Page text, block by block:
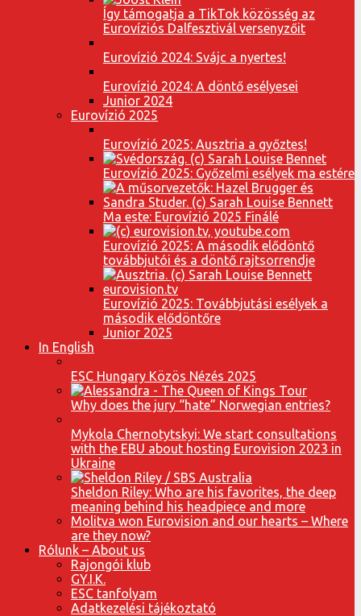
Így támogatja a TikTok közösség az
Eurovíziós Dalfesztivál versenyzőit
Eurovízió 2024: Svájc a nyertes!
Eurovízió 2024: A döntő esélyesei
Junior 2024
Eurovízió 2025
Eurovízió 2025: Ausztria a győztes!
Eurovízió 2025: Győzelmi esélyek ma estére
Ma este: Eurovízió 2025 Finálé
Eurovízió 2025: A második elődöntő
továbbjutói és a döntő rajtsorrendje
Eurovízió 2025: Továbbjutási esélyek a
második elődöntőre
Junior 2025
In English
ESC Hungary Közös Nézés 2025
Why does the jury “hate” Norwegian entries?
Mykola Chernotytskyi: We start consultations
with the EBU about hosting Eurovision 2023 in
Ukraine
Sheldon Riley: Who are his favorites, the deep
meaning behind his headpiece and more
Molitva won Eurovision and our hearts – Where
are they now?
Rólunk – About us
Rajongói klub
GY.I.K.
ESC tanfolyam
Adatkezelési tájékoztató